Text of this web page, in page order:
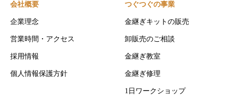
会社概要
企業理念
営業時間・アクセス
採用情報
個人情報保護方針
つぐつぐの事業
金継ぎキットの販売
卸販売のご相談
金継ぎ教室
金継ぎ修理
1日ワークショップ